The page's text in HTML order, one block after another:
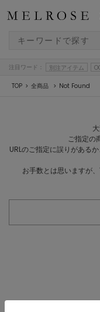
注目ワード： 別注アイテム
TOP 全商品 Not Found
ご指定の
URLのご指定に誤りがある
お手数とは思いますが